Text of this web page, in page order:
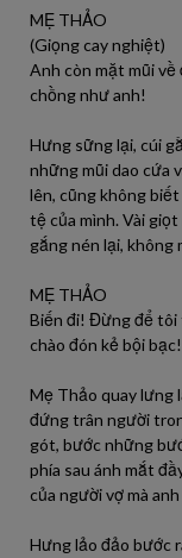
MẸ THẢO
(Giọng cay nghiệt)
Anh còn mặt mũi về
chồng như anh!
Hưng sững lại, cúi
những mũi dao cứa
lên, cũng không
tệ của mình. Vài
gắng nén lại, không
MẸ THẢO
Biến đi! Đừng để tôi
chào đón kẻ bội bạc!
Mẹ Thảo quay lưng
đứng trân người
gót, bước những
phía sau ánh mắt
của người vợ mà
Hưng lảo đảo bước